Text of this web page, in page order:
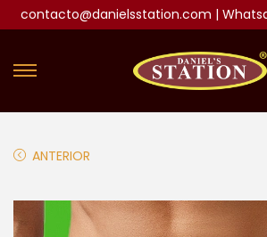
contacto@danielsstation.com |
ANTERIOR